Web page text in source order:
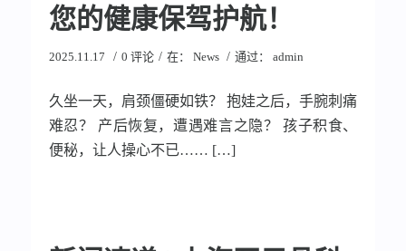
您的健康保驾护航！
2025.11.17 / 0 评论 / 在： News / 通过： admin
久坐一天，肩颈僵硬如铁？ 抱娃之后，手腕刺痛
难忍？ 产后恢复，遭遇难言之隐？ 孩子积食、
便秘，让人操心不已…… […]